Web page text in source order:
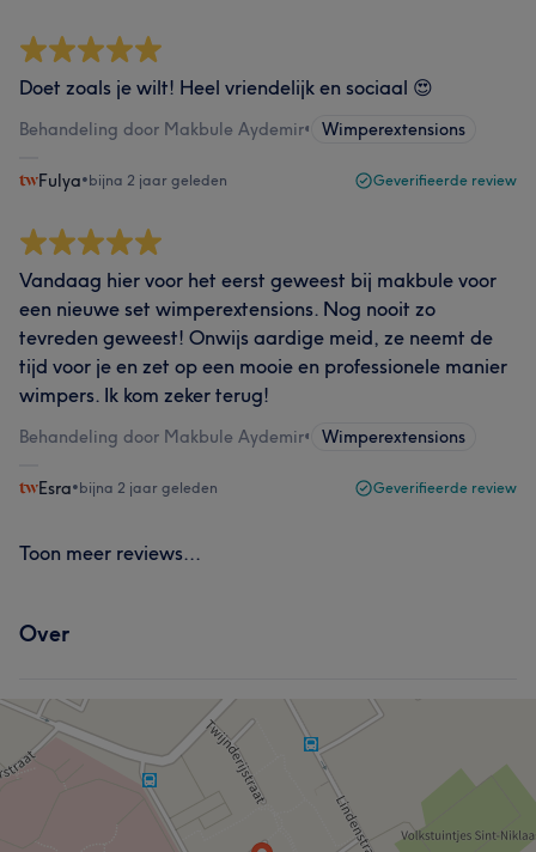
Doet zoals je wilt! Heel vriendelijk en sociaal 😍
Behandeling door Makbule Aydemir• Wimperextensions
Fulya•bijna 2 jaar geleden Geverifieerde review
Vandaag hier voor het eerst geweest bij makbule voor
een nieuwe set wimperextensions. Nog nooit zo
tevreden geweest! Onwijs aardige meid, ze neemt de
tijd voor je en zet op een mooie en professionele manier
wimpers. Ik kom zeker terug!
Behandeling door Makbule Aydemir• Wimperextensions
Esra•bijna 2 jaar geleden Geverifieerde review
Toon meer reviews...
Over